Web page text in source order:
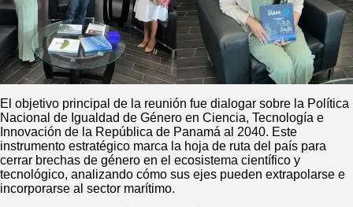
El objetivo principal de la reunión fue dialogar sobre la Política
Nacional de Igualdad de Género en Ciencia, Tecnología e
Innovación de la República de Panamá al 2040. Este
instrumento estratégico marca la hoja de ruta del país para
cerrar brechas de género en el ecosistema científico y
tecnológico, analizando cómo sus ejes pueden extrapolarse e
incorporarse al sector marítimo.